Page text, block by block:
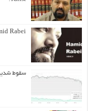
Rabei
سقوط شدید بیت